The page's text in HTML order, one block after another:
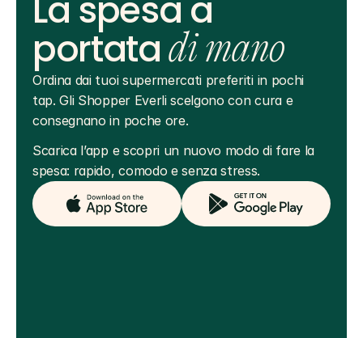
La spesa a
portatadi mano
Ordina dai tuoi supermercati preferiti in pochi
tap. Gli Shopper Everli scelgono con cura e
consegnano in poche ore.
Scarica l’app e scopri un nuovo modo di fare la
spesa: rapido, comodo e senza stress.